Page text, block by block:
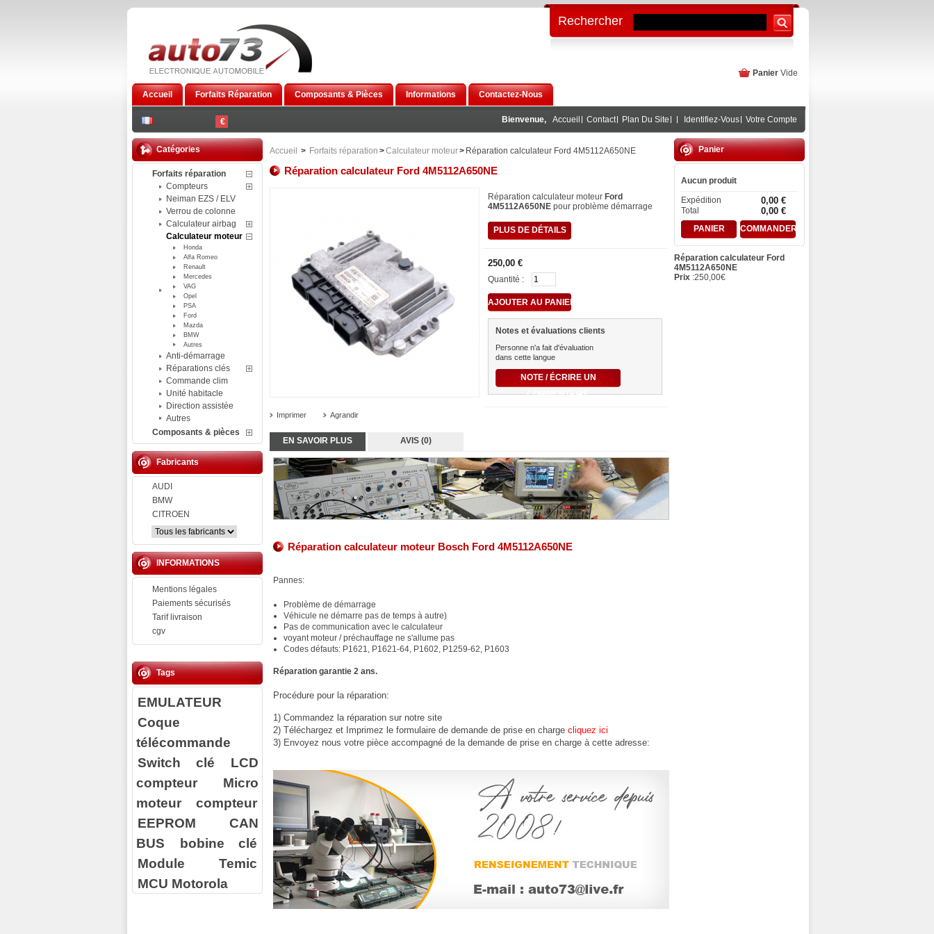
€
Accueil Forfaits Réparation Composants & Pièces Informations Contactez-Nous
Panier Vide
Bienvenue, Accueil Contact Plan Du Site Identifiez-Vous Votre Compte
Rechercher
Catégories
Forfaits réparation
Compteurs
Neiman EZS / ELV
Verrou de colonne
Calculateur airbag
Calculateur moteur
Honda
Alfa Romeo
Renault
Mercedes
VAG
Opel
PSA
Ford
Mazda
BMW
Autres
Anti-démarrage
Réparations clés
Commande clim
Unité habitacle
Direction assistée
Autres
Composants & pièces
Fabricants
AUDI
BMW
CITROEN
INFORMATIONS
Mentions légales
Paiements sécurisés
Tarif livraison
cgv
Tags
EMULATEUR
Coque
télécommande
Switch clé
LCD
compteur
Micro
moteur compteur
EEPROM
CAN
BUS
bobine clé
Module Temic
MCU Motorola
Accueil > Forfaits réparation >Calculateur moteur> Réparation calculateur Ford 4M5112A650NE
Réparation calculateur Ford 4M5112A650NE
Imprimer Agrandir
Réparation calculateur moteur Ford
4M5112A650NE pour problème démarrage
PLUS DE DÉTAILS
250,00 €
Quantité :
Notes et évaluations clients
Personne n'a fait d'évaluation
dans cette langue
NOTE / ÉCRIRE UN
COMMENTAIRE
EN SAVOIR PLUS AVIS (0)
Réparation calculateur moteur Bosch Ford 4M5112A650NE
Pannes:
Problème de démarrage
Véhicule ne démarre pas de temps à autre)
Pas de communication avec le calculateur
voyant moteur / préchauffage ne s'allume pas
Codes défauts: P1621, P1621-64, P1602, P1259-62, P1603
Réparation garantie 2 ans.
Procédure pour la réparation:
1) Commandez la réparation sur notre site
2) Téléchargez et Imprimez le formulaire de demande de prise en charge cliquez ici
3) Envoyez nous votre pièce accompagné de la demande de prise en charge à cette adresse:
Panier
Aucun produit
Expédition
0,00 €
Total 0,00 €
PANIER COMMANDER
Réparation calculateur Ford
4M5112A650NE
Prix :250,00€